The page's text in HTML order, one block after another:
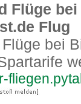
Flüge
Flug
bei